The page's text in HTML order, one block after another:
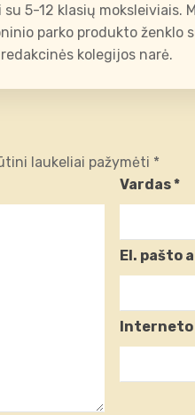
5-12 klasių moksleiviais.
parko produkto ženklo
kolegijos narė.
laukeliai pažymėti *
Vardas*
El. pašto
Interneto